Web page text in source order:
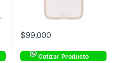
$99.000
Cotizar Producto